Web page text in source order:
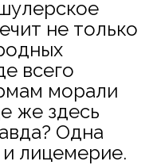
не только
всего
морали
же здесь
Одна
лицемерие.